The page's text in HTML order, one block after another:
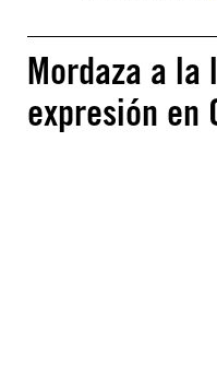
Mordaza a la
expresión en